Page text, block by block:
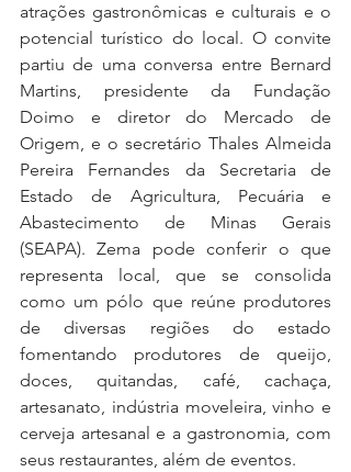
atrações gastronômicas e culturais e o
potencial turístico do local. O convite
partiu de uma conversa entre Bernard
Martins, presidente da Fundação
Doimo e diretor do Mercado de
Origem, e o secretário Thales Almeida
Pereira Fernandes da Secretaria de
Estado de Agricultura, Pecuária e
Abastecimento de Minas Gerais
(SEAPA). Zema pode conferir o que
representa local, que se consolida
como um pólo que reúne produtores
de diversas regiões do estado
fomentando produtores de queijo,
doces, quitandas, café, cachaça,
artesanato, indústria moveleira, vinho e
cerveja artesanal e a gastronomia, com
seus restaurantes, além de eventos.